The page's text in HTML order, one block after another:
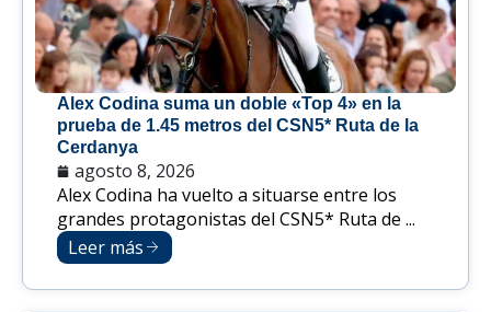
Alex Codina suma un doble «Top 4» en la
prueba de 1.45 metros del CSN5* Ruta de la
Cerdanya
agosto 8, 2026
Alex Codina ha vuelto a situarse entre los
grandes protagonistas del CSN5* Ruta de ...
Leer más